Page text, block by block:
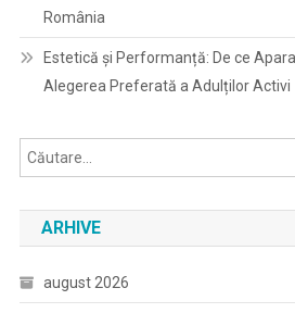
România
Estetică și Performanță: De ce
Alegerea Preferată a Adulților Activi
ARHIVE
august 2026